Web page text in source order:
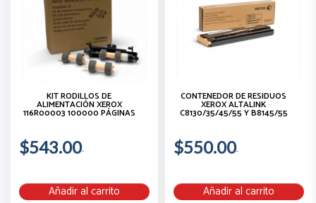
KIT RODILLOS DE
ALIMENTACIÓN XEROX
116R00003 100000 PÁGINAS
$543.00
Añadir al carrito
CONTENEDOR DE RESIDUOS
XEROX ALTALINK
C8130/35/45/55 Y B8145/55
$550.00
Añadir al carrito